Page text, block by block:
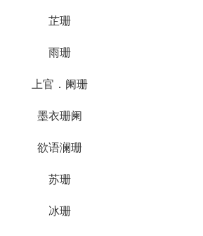
芷珊
雨珊
上官．阑珊
墨衣珊阑
欲语澜珊
苏珊
冰珊